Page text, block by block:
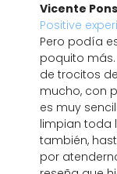
Vicente Pons
Positive
Pero podía
poquito
de trocitos
mucho, con
es muy
limpian toda
también,
por